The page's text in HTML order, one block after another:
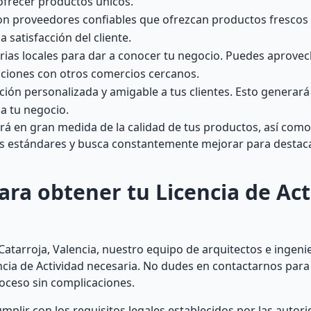
proveedores confiables que ofrezcan productos frescos
satisfacción del cliente.
locales para dar a conocer tu negocio. Puedes
con otros comercios cercanos.
personalizada y amigable a tus clientes. Esto
tu negocio.
en gran medida de la calidad de tus productos, así
y busca constantemente mejorar para
obtener tu Licencia de
Valencia, nuestro equipo de arquitectos e
de Actividad necesaria. No dudes en contactarnos
sin complicaciones.